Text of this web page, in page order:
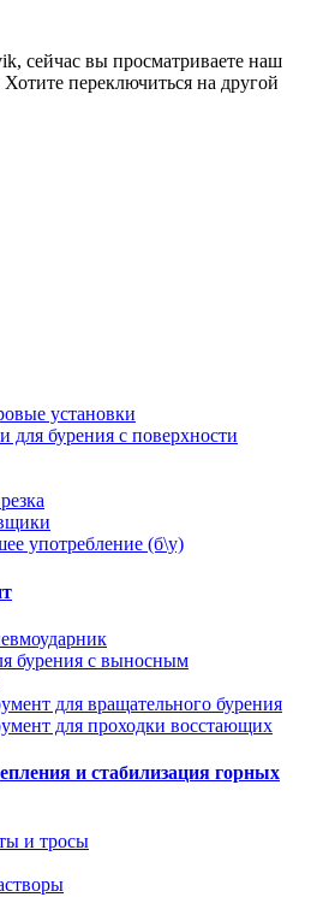
сейчас вы просматриваете наш
переключиться на другой
установки
для бурения с поверхности
употребление (б\у)
бурения с выносным
для вращательного бурения
для проходки восстающих
и стабилизация горных
и тросы